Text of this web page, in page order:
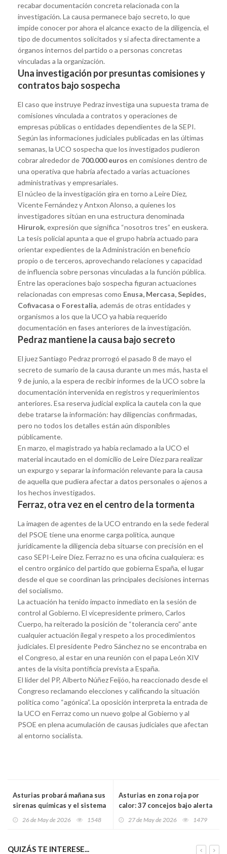
recabar documentación concreta relacionada con la
investigación. La causa permanece bajo secreto, lo que
impide conocer por ahora el alcance exacto de la diligencia, el
tipo de documentos solicitados y si afecta directamente a
órganos internos del partido o a personas concretas
vinculadas a la organización.
Una investigación por presuntas comisiones y
contratos bajo sospecha
El caso que instruye Pedraz investiga una supuesta trama de
comisiones vinculada a contratos y operaciones de
empresas públicas o entidades dependientes de la SEPI.
Según las informaciones judiciales publicadas en las últimas
semanas, la UCO sospecha que los investigados pudieron
cobrar alrededor de 700.000 euros en comisiones dentro de
una operativa que habría afectado a varias actuaciones
administrativas y empresariales.
El núcleo de la investigación gira en torno a Leire Díez,
Vicente Fernández y Antxon Alonso, a quienes los
investigadores sitúan en una estructura denominada
Hirurok, expresión que significa “nosotros tres” en euskera.
La tesis policial apunta a que el grupo habría actuado para
orientar expedientes de la Administración en beneficio
propio o de terceros, aprovechando relaciones y capacidad
de influencia sobre personas vinculadas a la función pública.
Entre las operaciones bajo sospecha figuran actuaciones
relacionadas con empresas como Enusa, Mercasa, Sepides,
Cofivacasa o Forestalia, además de otras entidades y
organismos a los que la UCO ya había requerido
documentación en fases anteriores de la investigación.
Pedraz mantiene la causa bajo secreto
El juez Santiago Pedraz prorrogó el pasado 8 de mayo el
secreto de sumario de la causa durante un mes más, hasta el
9 de junio, a la espera de recibir informes de la UCO sobre la
documentación intervenida en registros y requerimientos
anteriores. Esa reserva judicial explica la cautela con la que
debe tratarse la información: hay diligencias confirmadas,
pero no todos los detalles están aún disponibles
públicamente.
En marzo, el magistrado ya había reclamado a la UCO el
material incautado en el domicilio de Leire Díez para realizar
un expurgo y separar la información relevante para la causa
de aquella que pudiera afectar a datos personales o ajenos a
los hechos investigados.
Ferraz, otra vez en el centro de la tormenta
La imagen de agentes de la UCO entrando en la sede federal
del PSOE tiene una enorme carga política, aunque
jurídicamente la diligencia deba situarse con precisión en el
caso SEPI-Leire Díez. Ferraz no es una oficina cualquiera: es
el centro orgánico del partido que gobierna España, el lugar
desde el que se coordinan las principales decisiones internas
del socialismo.
La actuación ha tenido impacto inmediato en la sesión de
control al Gobierno. El vicepresidente primero, Carlos
Cuerpo, ha reiterado la posición de “tolerancia cero” ante
cualquier actuación ilegal y respeto a los procedimientos
judiciales. El presidente Pedro Sánchez no se encontraba en
el Congreso, al estar en una reunión con el papa León XIV
antes de la visita pontificia prevista a España.
El líder del PP, Alberto Núñez Feijóo, ha reaccionado desde el
Congreso reclamando elecciones y calificando la situación
política como “agónica”. La oposición interpreta la entrada de
la UCO en Ferraz como un nuevo golpe al Gobierno y al
PSOE en plena acumulación de causas judiciales que afectan
al entorno socialista.
Asturias probará mañana sus
sirenas químicas y el sistema
en siete concejos
26 de May de 2026 1548
Asturias en zona roja por
calor: 37 concejos bajo alerta
preparados para suspender
27 de May de 2026 1479
QUIZÁS TE INTERESE...